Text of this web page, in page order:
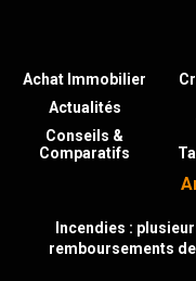
Achat Immobilier
Actualités
Conseils &
Comparatifs
Incendies :
remboursements